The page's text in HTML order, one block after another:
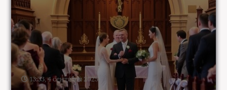
13:33, 4 сентября 2025
Trauung: Standesamt, Kirche oder freie
Trauung? Ein unterhaltsamer Leitfaden für